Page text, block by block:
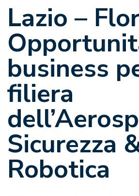
Lazio –
business
filiera
Sicurezza
Robotica